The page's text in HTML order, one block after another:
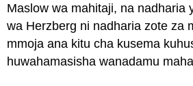
Maslow wa mahitaji, na nadharia
wa Herzberg ni nadharia zote za
mmoja ana kitu cha kusema
huwahamasisha wanadamu